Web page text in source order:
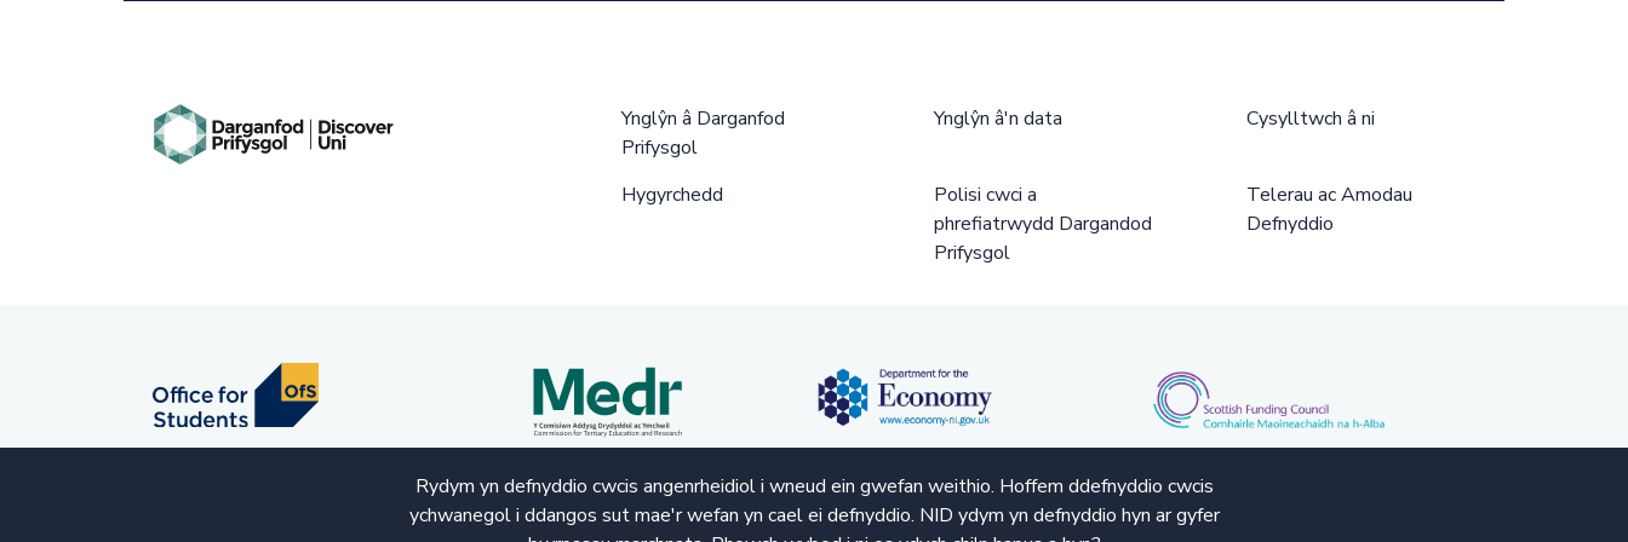
Rydym yn defnyddio cwcis angenrheidiol i wneud ein gwefan weithio. Hoffem ddefnyddio cwcis
ychwanegol i ddangos sut mae'r wefan yn cael ei defnyddio. NID ydym yn defnyddio hyn ar gyfer
Ynglŷn â Darganfod
Prifysgol
Ynglŷn â'n data Cysylltwch â ni
Hygyrchedd
Polisi cwci a
phrefiatrwydd Dargandod
Prifysgol
Telerau ac Amodau
Defnyddio